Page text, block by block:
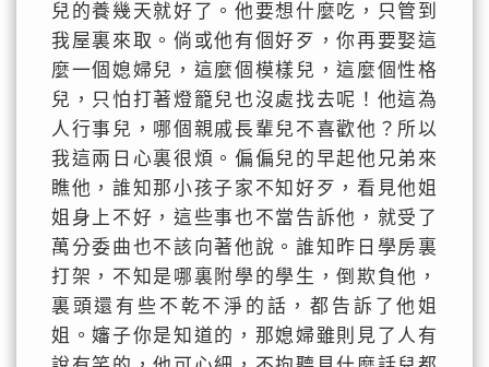
兒的養幾天就好了。他要想什麼吃，只管到
我屋裏來取。倘或他有個好歹，你再要娶這
麼一個媳婦兒，這麼個模樣兒，這麼個性格
兒，只怕打著燈籠兒也沒處找去呢！他這為
人行事兒，哪個親戚長輩兒不喜歡他？所以
我這兩日心裏很煩。偏偏兒的早起他兄弟來
瞧他，誰知那小孩子家不知好歹，看見他姐
姐身上不好，這些事也不當告訴他，就受了
萬分委曲也不該向著他說。誰知昨日學房裏
打架，不知是哪裏附學的學生，倒欺負他，
裏頭還有些不乾不淨的話，都告訴了他姐
姐。嬸子你是知道的，那媳婦雖則見了人有